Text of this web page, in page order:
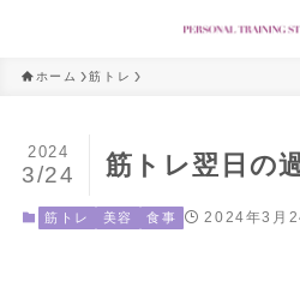
ホーム 筋トレ
筋トレ翌日の
2024
3/24
筋トレ 美容 食事 2024年3月